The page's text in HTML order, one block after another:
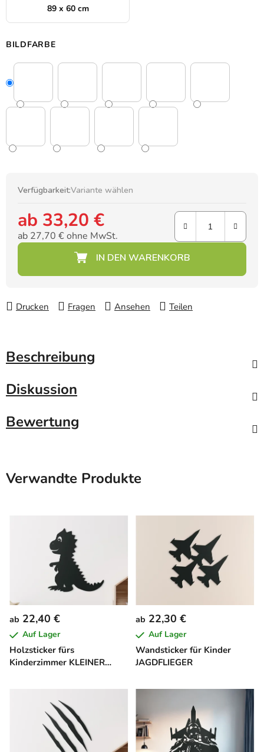
89 x 60 cm
BILDFARBE
Verfügbarkeit:Variante wählen
ab 33,20 €
ab 27,70 €ohne MwSt.
Drucken Fragen Ansehen Teilen
Beschreibung
Diskussion
Bewertung
Verwandte Produkte
Holzsticker fürs
Kinderzimmer KLEINER
ab 22,40 €
Auf Lager
Wandsticker für Kinder
JAGDFLIEGER
ab 22,30 €
Auf Lager